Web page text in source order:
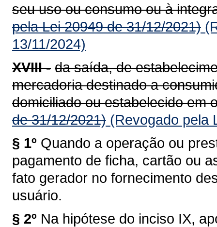
seu uso ou consumo ou à
pela Lei 20949 de 31/12/2021)
13/11/2024)
XVIII - da saída, de
mercadoria destinado a
domiciliado ou estabelecido em
de 31/12/2021) (Revogado pela
§ 1º Quando a operação ou
pagamento de ficha, cartão ou
fato gerador no fornecimento
usuário.
§ 2º Na hipótese do inciso IX,